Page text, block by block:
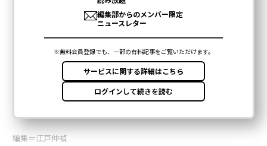
編集＝江戸伸禎